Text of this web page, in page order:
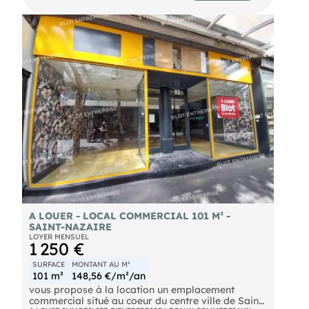
enseignes nationales, notamment Leroy Merlin,
Conforama, Darty, Cultura, Chaussea, Gémo,
Maxi Zoo, NOZ et King Jouet. Elle bénéficie de flux
réguliers et de nombreux stationnements. Accès
rapide depuis la N471 et la N171, en direction de
Saint Nazaire, Nantes et Vannes. La zone est
desservie par les transports collectifs de Saint
Nazaire Agglomération. Surface totale : 417,21 m²
environ Loyer annuel : 43 200 € HT HC HF
Provision annuelle pour charges : 6 000 € HT
Provision annuelle pour taxe foncière et TOM : 5
700 € HT Dépôt de garantie : trois mois de loyer
HT Bail commercial : 3, 6, 9 ans Disponibilité : à
convenir Honoraires à la charge du preneur : 30 %
HT du loyer annuel HT HC HF Les informations sur
les risques naturels, miniers, ou technologiques,
auxquels ces biens sont exposés, sont disponibles
sur le site
A LOUER - LOCAL COMMERCIAL 101 M² -
SAINT-NAZAIRE
LOYER MENSUEL
1 250 €
SURFACE
101 m²
MONTANT AU M²
148,56 €/m²/an
vous propose à la location un emplacement
commercial situé au coeur du centre ville de Saint